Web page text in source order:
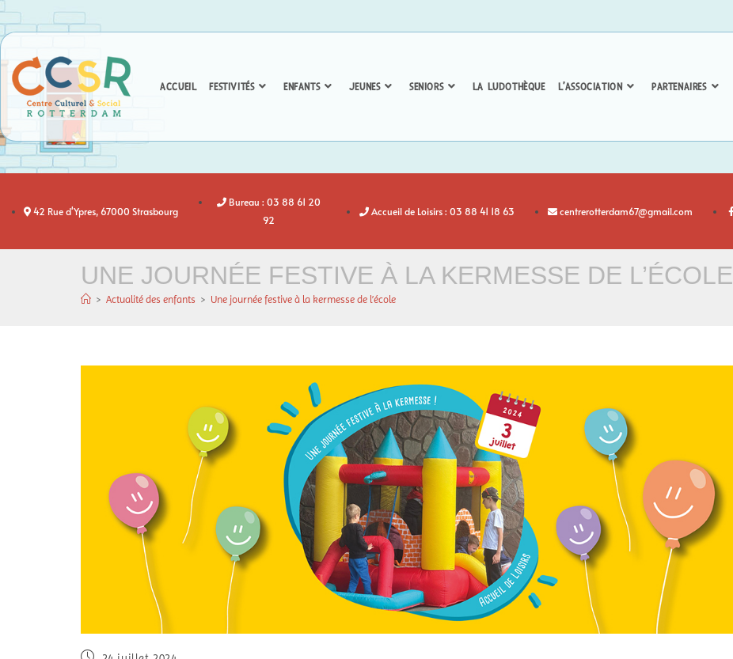
ACCUEIL FESTIVITÉS ENFANTS JEUNES SENIORS LA LUDOTHÈQUE L’ASSOCIATION PARTENAIRES
42 Rue d'Ypres, 67000 Strasbourg
Bureau : 03 88 61 20
92
Accueil de Loisirs : 03 88 41 18 63 centrerotterdam67@gmail.com
UNE JOURNÉE FESTIVE À LA KERMESSE DE L’ÉCOLE
> Actualité des enfants > Une journée festive à la kermesse de l’école